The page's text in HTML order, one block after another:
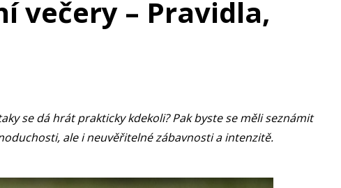
večery – Pravidla,
se dá hrát prakticky kdekoli? Pak byste se měli seznámit
ale i neuvěřitelné zábavnosti a intenzitě.